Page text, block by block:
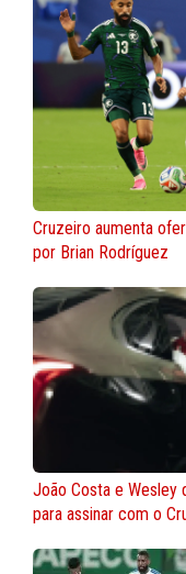
Cruzeiro aumenta
por Brian Rodríguez
João Costa e Wesley
para assinar com o